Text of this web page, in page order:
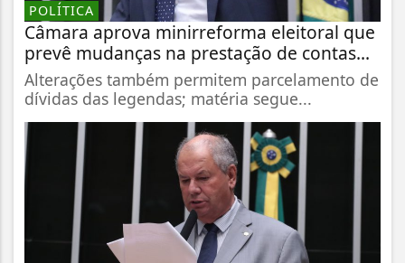
POLÍTICA
Câmara aprova minirreforma eleitoral que
prevê mudanças na prestação de contas...
Alterações também permitem parcelamento de
dívidas das legendas; matéria segue...